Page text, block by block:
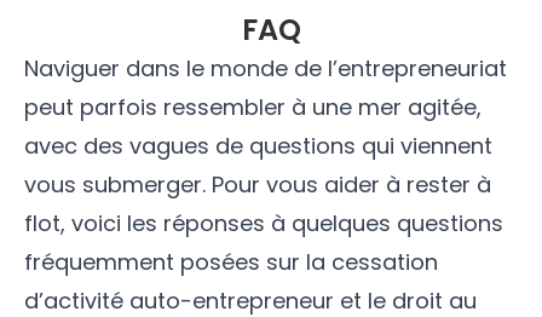
FAQ
Naviguer dans le monde de l’entrepreneuriat
peut parfois ressembler à une mer agitée,
avec des vagues de questions qui viennent
vous submerger. Pour vous aider à rester à
flot, voici les réponses à quelques questions
fréquemment posées sur la cessation
d’activité auto-entrepreneur et le droit au